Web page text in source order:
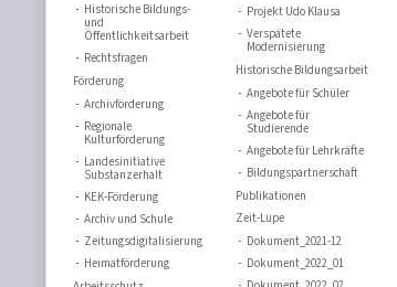
Historische Bildungs-
und
Öffentlichkeitsarbeit
Rechtsfragen
Förderung
Archivförderung
Regionale
Kulturförderung
Landesinitiative
Substanzerhalt
KEK-Förderung
Archiv und Schule
Zeitungsdigitalisierung
Heimatförderung
Projekt Udo Klausa
Verspätete
Modernisierung
Historische Bildungsarbeit
Angebote für Schüler
Angebote für
Studierende
Angebote für Lehrkräfte
Bildungspartnerschaft
Publikationen
Zeit-Lupe
Dokument_2021-12
Dokument_2022_01